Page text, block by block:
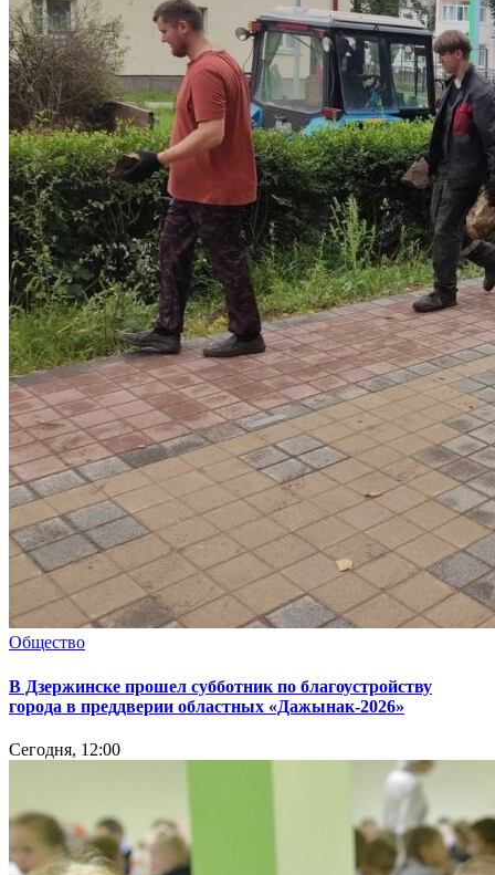
Общество
В Дзержинске прошел субботник по благоустройству
города в преддверии областных «Дажынак-2026»
Сегодня, 12:00